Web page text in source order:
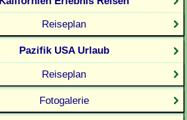
Reiseplan
Pazifik USA Urlaub
Reiseplan
Fotogalerie